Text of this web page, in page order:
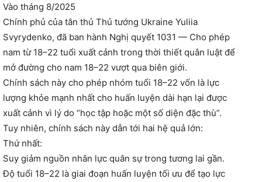
Vào tháng 8/2025
Chính phủ của tân thủ Thủ tướng Ukraine Yuliia
Svyrydenko, đã ban hành Nghị quyết 1031 — Cho phép
nam từ 18–22 tuổi xuất cảnh trong thời thiết quân luật để
mở đường cho nam 18–22 vượt qua biên giới.
Chính sách này cho phép nhóm tuổi 18–22 vốn là lực
lượng khỏe mạnh nhất cho huấn luyện dài hạn lại được
xuất cảnh vì lý do “học tập hoặc một số diện đặc thù”.
Tuy nhiên, chính sách này dẫn tới hai hệ quả lớn:
Thứ nhất:
Suy giảm nguồn nhân lực quân sự trong tương lai gần.
Độ tuổi 18–22 là giai đoạn huấn luyện tối ưu để tạo lực